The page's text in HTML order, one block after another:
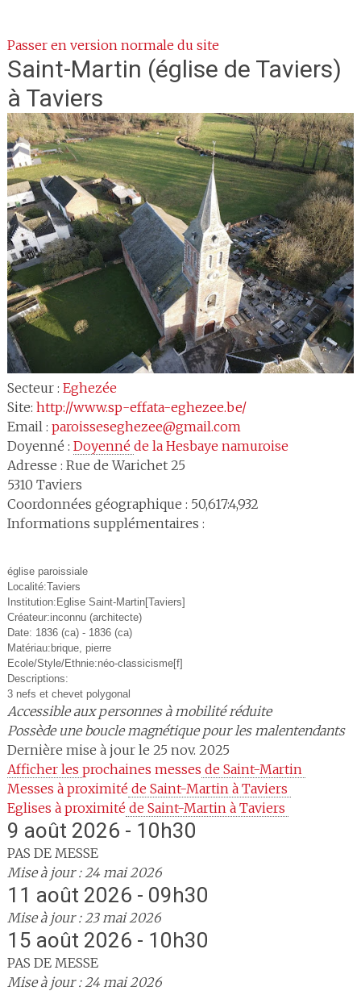
Passer en version normale du site
Saint-Martin (église de Taviers)
à Taviers
Secteur : Eghezée
Site: http://www.sp-effata-eghezee.be/
Email : paroisseseghezee@gmail.com
Doyenné : Doyenné de la Hesbaye namuroise
Adresse : Rue de Warichet 25
5310 Taviers
Coordonnées géographique : 50,617:4,932
Informations supplémentaires :
église paroissiale
Localité:Taviers
Institution:Eglise Saint-Martin[Taviers]
Créateur:inconnu (architecte)
Date: 1836 (ca) - 1836 (ca)
Matériau:brique, pierre
Ecole/Style/Ethnie:néo-classicisme[f]
Descriptions:
3 nefs et chevet polygonal
Accessible aux personnes à mobilité réduite
Possède une boucle magnétique pour les malentendants
Dernière mise à jour le 25 nov. 2025
Afficher les prochaines messes de Saint-Martin
Messes à proximité de Saint-Martin à Taviers
Eglises à proximité de Saint-Martin à Taviers
9 août 2026 - 10h30
PAS DE MESSE
Mise à jour : 24 mai 2026
11 août 2026 - 09h30
Mise à jour : 23 mai 2026
15 août 2026 - 10h30
PAS DE MESSE
Mise à jour : 24 mai 2026